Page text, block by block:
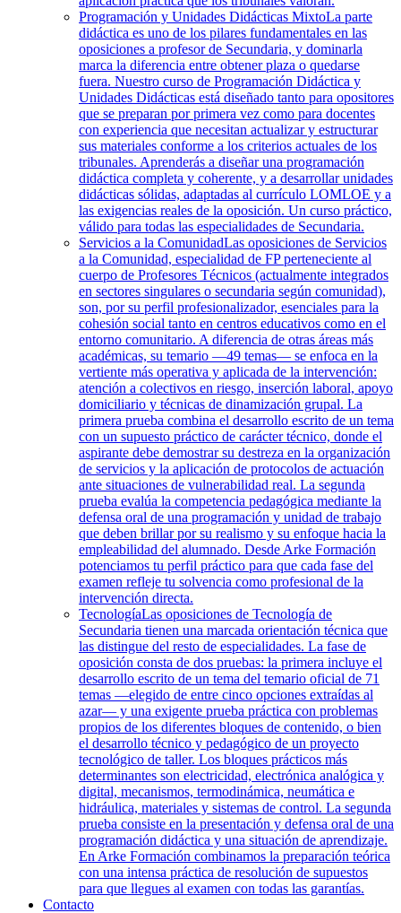
Programación y Unidades Didácticas MixtoLa parte
didáctica es uno de los pilares fundamentales en las
oposiciones a profesor de Secundaria, y dominarla
marca la diferencia entre obtener plaza o quedarse
fuera. Nuestro curso de Programación Didáctica y
Unidades Didácticas está diseñado tanto para opositores
que se preparan por primera vez como para docentes
con experiencia que necesitan actualizar y estructurar
sus materiales conforme a los criterios actuales de los
tribunales. Aprenderás a diseñar una programación
didáctica completa y coherente, y a desarrollar unidades
didácticas sólidas, adaptadas al currículo LOMLOE y a
las exigencias reales de la oposición. Un curso práctico,
válido para todas las especialidades de Secundaria.
Servicios a la ComunidadLas oposiciones de Servicios
a la Comunidad, especialidad de FP perteneciente al
cuerpo de Profesores Técnicos (actualmente integrados
en sectores singulares o secundaria según comunidad),
son, por su perfil profesionalizador, esenciales para la
cohesión social tanto en centros educativos como en el
entorno comunitario. A diferencia de otras áreas más
académicas, su temario —49 temas— se enfoca en la
vertiente más operativa y aplicada de la intervención:
atención a colectivos en riesgo, inserción laboral, apoyo
domiciliario y técnicas de dinamización grupal. La
primera prueba combina el desarrollo escrito de un tema
con un supuesto práctico de carácter técnico, donde el
aspirante debe demostrar su destreza en la organización
de servicios y la aplicación de protocolos de actuación
ante situaciones de vulnerabilidad real. La segunda
prueba evalúa la competencia pedagógica mediante la
defensa oral de una programación y unidad de trabajo
que deben brillar por su realismo y su enfoque hacia la
empleabilidad del alumnado. Desde Arke Formación
potenciamos tu perfil práctico para que cada fase del
examen refleje tu solvencia como profesional de la
intervención directa.
TecnologíaLas oposiciones de Tecnología de
Secundaria tienen una marcada orientación técnica que
las distingue del resto de especialidades. La fase de
oposición consta de dos pruebas: la primera incluye el
desarrollo escrito de un tema del temario oficial de 71
temas —elegido de entre cinco opciones extraídas al
azar— y una exigente prueba práctica con problemas
propios de los diferentes bloques de contenido, o bien
el desarrollo técnico y pedagógico de un proyecto
tecnológico de taller. Los bloques prácticos más
determinantes son electricidad, electrónica analógica y
digital, mecanismos, termodinámica, neumática e
hidráulica, materiales y sistemas de control. La segunda
prueba consiste en la presentación y defensa oral de una
programación didáctica y una situación de aprendizaje.
En Arke Formación combinamos la preparación teórica
con una intensa práctica de resolución de supuestos
para que llegues al examen con todas las garantías.
Contacto